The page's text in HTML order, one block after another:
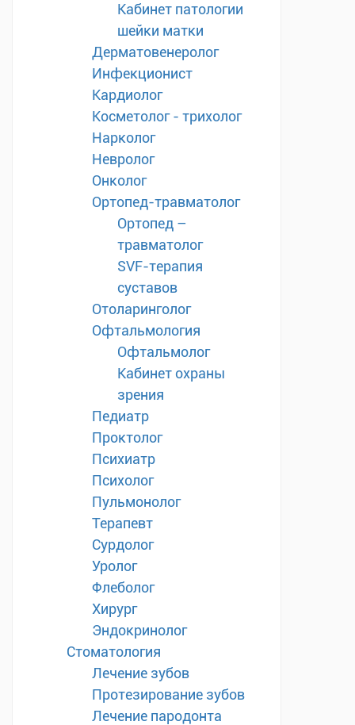
Кабинет патологии
шейки матки
Дерматовенеролог
Инфекционист
Кардиолог
Косметолог - трихолог
Нарколог
Невролог
Онколог
Ортопед-травматолог
Ортопед –
травматолог
SVF-терапия
суставов
Отоларинголог
Офтальмология
Офтальмолог
Кабинет охраны
зрения
Педиатр
Проктолог
Психиатр
Психолог
Пульмонолог
Терапевт
Сурдолог
Уролог
Флеболог
Хирург
Эндокринолог
Стоматология
Лечение зубов
Протезирование зубов
Лечение пародонта